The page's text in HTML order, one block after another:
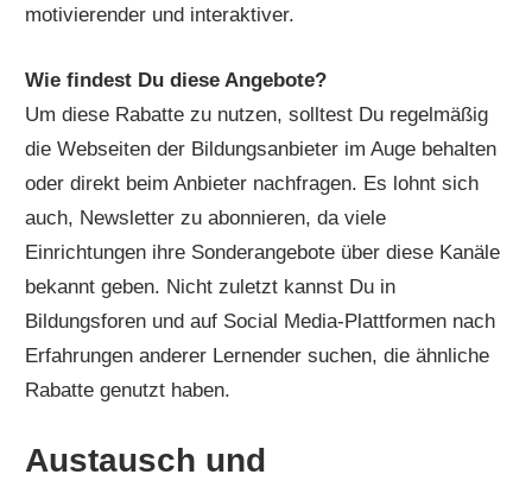
motivierender und interaktiver.
Wie findest Du diese Angebote?
Um diese Rabatte zu nutzen, solltest Du regelmäßig
die Webseiten der Bildungsanbieter im Auge behalten
oder direkt beim Anbieter nachfragen. Es lohnt sich
auch, Newsletter zu abonnieren, da viele
Einrichtungen ihre Sonderangebote über diese Kanäle
bekannt geben. Nicht zuletzt kannst Du in
Bildungsforen und auf Social Media-Plattformen nach
Erfahrungen anderer Lernender suchen, die ähnliche
Rabatte genutzt haben.
Austausch und